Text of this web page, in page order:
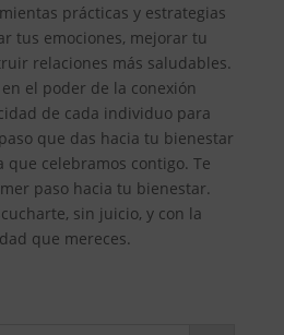
prácticas y estrategias
tus emociones, mejorar tu
relaciones más saludables.
el poder de la conexión
de cada individuo para
que das hacia tu bienestar
que celebramos contigo. Te
paso hacia tu bienestar.
sin juicio, y con la
que mereces.